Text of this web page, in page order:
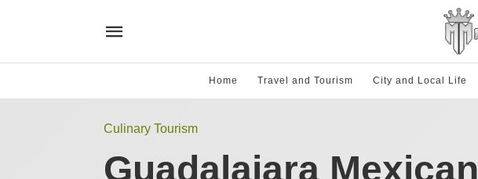
Home Travel and Tourism City and Local Life
Culinary Tourism
Guadalajara Mexican